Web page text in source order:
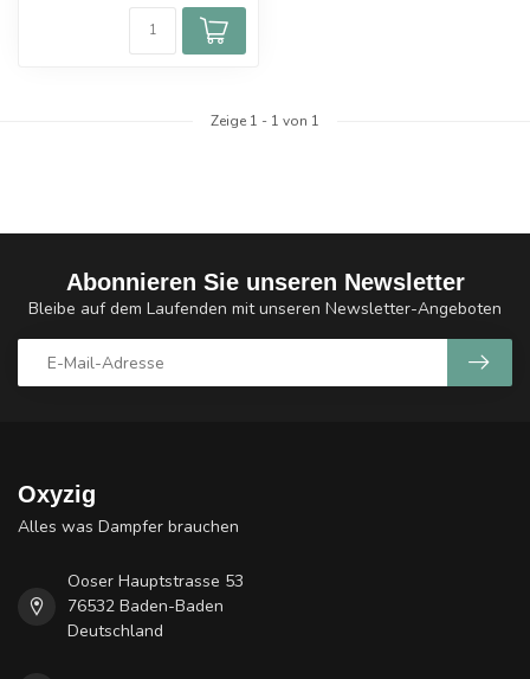
Zeige 1 - 1 von 1
Abonnieren Sie unseren Newsletter
Bleibe auf dem Laufenden mit unseren Newsletter-Angeboten
Oxyzig
Alles was Dampfer brauchen
Ooser Hauptstrasse 53
76532 Baden-Baden
Deutschland